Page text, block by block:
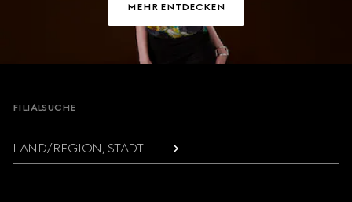
MEHR ENTDECKEN
Footer
FILIALSUCHE
LAND/REGION, STADT